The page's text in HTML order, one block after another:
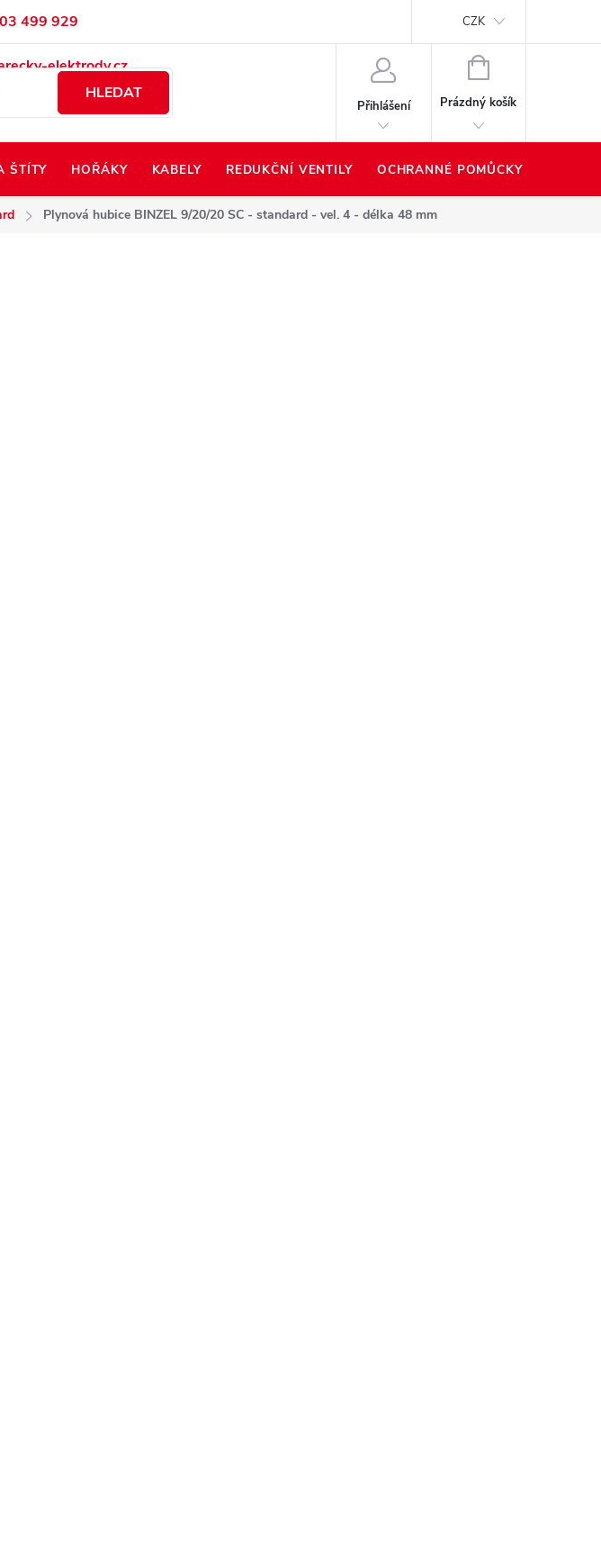
499 929
elektrody.cz
Kontakty Hodnocení obchodu
CZK
HLEDAT
Přihlášení
NÁKUPNÍ
KOŠÍK
Prázdný košík
ŠTÍTY HOŘÁKY KABELY REDUKČNÍ VENTILY OCHRANNÉ POMŮCKY
Plynová hubice BINZEL 9/20/20 SC - standard - vel. 4 - délka 48 mm